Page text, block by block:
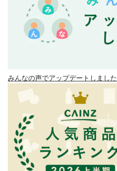
みんなの声でアップデートしました